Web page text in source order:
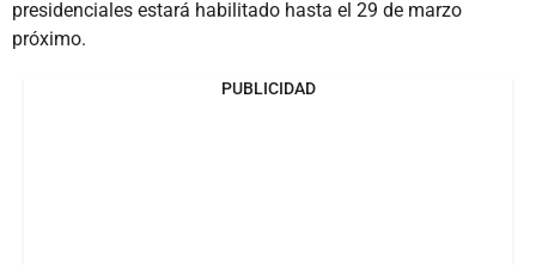
presidenciales estará habilitado hasta el 29 de marzo
próximo.
PUBLICIDAD